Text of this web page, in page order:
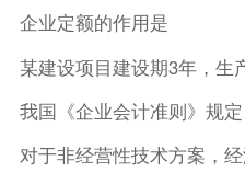
企业定额的作用是